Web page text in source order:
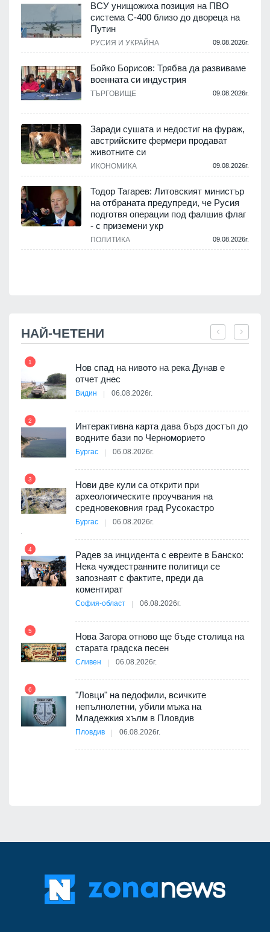
ВСУ унищожиха позиция на ПВО
система С-400 близо до двореца на
Путин
РУСИЯ И УКРАЙНА 09.08.2026г.
Бойко Борисов: Трябва да развиваме
военната си индустрия
ТЪРГОВИЩЕ 09.08.2026г.
Заради сушата и недостиг на фураж,
австрийските фермери продават
животните си
ИКОНОМИКА 09.08.2026г.
Тодор Тагарев: Литовският министър
на отбраната предупреди, че Русия
подготвя операции под фалшив флаг
- с приземени укр
ПОЛИТИКА 09.08.2026г.
НАЙ-ЧЕТЕНИ
1
Нов спад на нивото на река Дунав е
отчет днес
Видин 06.08.2026г.
2
Интерактивна карта дава бърз достъп до
водните бази по Черноморието
Бургас 06.08.2026г.
3
Нови две кули са открити при
археологическите проучвания на
средновековния град Русокастро
Бургас 06.08.2026г.
4
Радев за инцидента с евреите в Банско:
Нека чуждестранните политици се
запознаят с фактите, преди да
коментират
София-област 06.08.2026г.
5
Нова Загора отново ще бъде столица на
старата градска песен
Сливен 06.08.2026г.
6
"Ловци" на педофили, всичките
непълнолетни, убили мъжа на
Младежкия хълм в Пловдив
Пловдив 06.08.2026г.